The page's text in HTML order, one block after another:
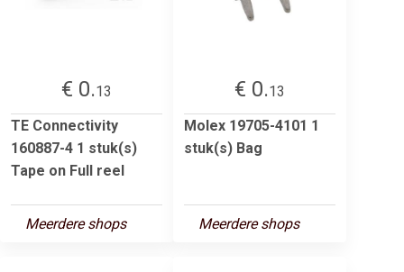
€ 0.13
TE Connectivity
160887-4 1 stuk(s)
Tape on Full reel
Meerdere shops
€ 0.13
Molex 19705-4101 1
stuk(s) Bag
Meerdere shops